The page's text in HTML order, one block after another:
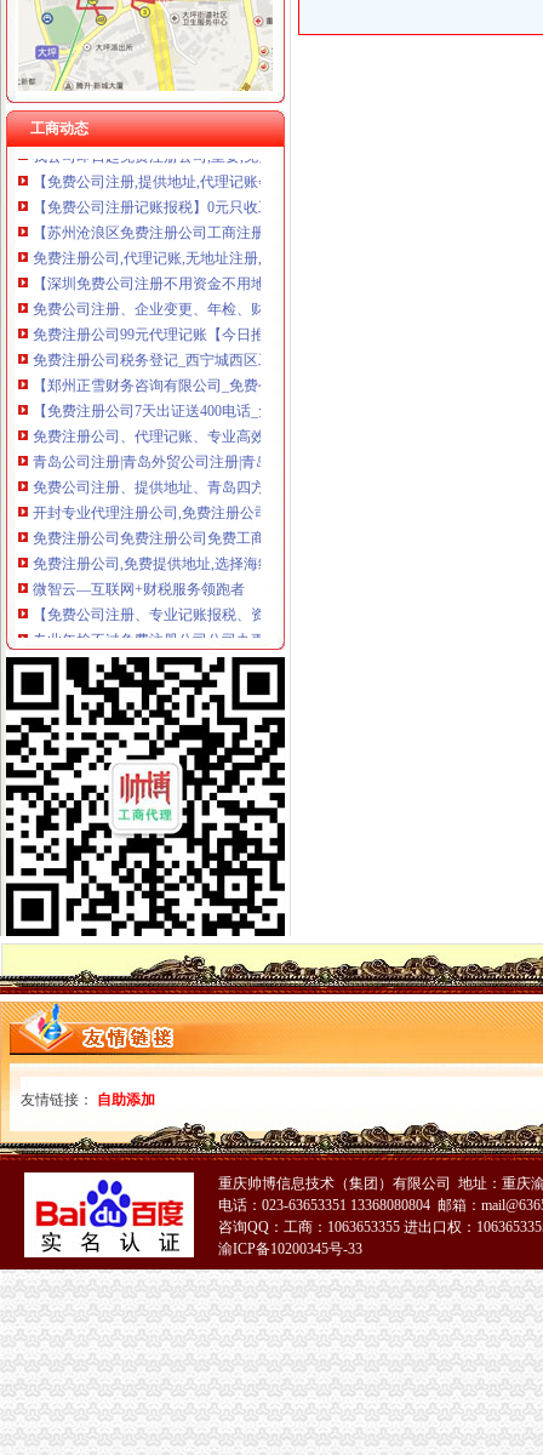
工商动态
衡水免费公司注册、公司手续转让、代理会计,商标注册-衡水58同城
免费注册公司,商标注册,验资审计,资质代办-太原58同城
免费注册公司一条龙服务、代理记账、商标注册、食品流-漳州58同城
《工商注册价》免费注册公司；入驻天猫、京东、阿里-广州58同城
公司注册 免费公司注册 中字头公司注册 工商注册_企业科_
我公司即日起免费注册公司,重要,免费郑州公司注册今题网
【免费公司注册,提供地址,代理记账会计100元起】-青秀新竹易登网
【免费公司注册记账报税】0元只收工本费微微企服-中国产品网
【苏州沧浪区免费注册公司工商注册一站式】-苏州平江易登网
免费注册公司,代理记账,无地址注册,公司转让【今日推荐网-郑州
【深圳免费公司注册不用资金不用地址直接注册】-公司注册-东莞赶集网
免费公司注册、企业变更、年检、财税咨询、会计代理等-盐城58同城
免费注册公司99元代理记账【今日推荐网-武汉工商/税务/财务】
免费注册公司税务登记_西宁城西区工商注册_西宁去114网
【郑州正雪财务咨询有限公司_免费公司注册专业一站式财税服务】-
【免费注册公司7天出证送400电话_免费注册公司7天出证送400电话
免费注册公司、代理记账、专业高效可靠、万家企业选择-江门58同城
青岛公司注册|青岛外贸公司注册|青岛工商注册代理|青岛市北区免费
免费公司注册、提供地址、青岛四方区公司注册办照-青青岛社区
开封专业代理注册公司,免费注册公司,代理记账-开封58同城
免费注册公司免费注册公司免费工商注册代理记账-广州58同城
免费注册公司,免费提供地址,选择海纳,选择专业-杭州58同城
微智云—互联网+财税服务领跑者
【免费公司注册、专业记账报税、资质办理、出口退税】-兰山兰山易
专业年检不过免费注册公司公司办更-北京58同城
【株洲免费公司注册_免费代办公司注册！！！】-公司注册-株洲赶集网
免费注册公司是真的啦不信你试试【今日推荐网-广州工商/税务/财务】
深圳公司注册,深圳代理公司注册,深圳龙华民公司注册2017新政
免费注册公司送做账供真实注册地址卖票公司勿扰-东莞58同城
免费注册公司、免费申请一般纳税人、代理记账有优惠-福州58同城
免费注册公司,代理记账,工商变更。倒票勿扰谢谢-合肥58同城
【广州免费注册公司无地址注册公司欢迎来电】-埔埔易登网
【免费注册公司注册商标】-义乌北苑易登网
提供地址,免费注册公司,记账99元起-济南58同城
【广州市祥佳财务咨询有限公司_《工商注册价》免费注册公司；入
龙南免费公司注册,龙南代理记账,龙南变更注销-赣州58同城
免费注册公司-标网-创业小鸟
免费注册公司,专业代理记账-济宁58同城
注册公司（免费）代理行业老公司会员6年,信誉保证-蚌埠58同城
代理记账免费公司注册-临沂58同城
聊城免费注册公司、代理记账、工商注册,财税咨询-聊城58同城
【免费公司注册、超低价记账代理、增资、验资】-青山湖京东易登网
上海注册公司_注册上海公司_上海公司注册_注册公司-免费注册公司
公司注册；免费公司注册；中字头公司注册；工商注册北京工商年检
杭州专项审批：免费注册公司免费注册公司快7天-杭州爱问分类
免费注册公司,税务咨询-江门58同城
费注册公司免费注册五证合一免费注册公司代理记账有优惠-其他商
【地宝网】免费公司注册来了_咨询代办顾问
世纪佳缘网：国内领先的在线恋网站,免费注册马上寻缘
免费注册公司
济南免费注册公司.代理记账.验资.审计.评估.商标注册—历下—解放东路
惠生会计提供免费注册公司、专业代理记账服务-龙岩58同城
徐汇区免费注册公司
衡水免费公司注册、公司手续转让、代理会计,商标注册-衡水58同城
免费注册公司,商标注册,验资审计,资质代办-太原58同城
免费注册公司一条龙服务、代理记账、商标注册、食品流-漳州58同城
《工商注册价》免费注册公司；入驻天猫、京东、阿里-广州58同城
友情链接： 自助添加
重庆帅博信息技术（集团）有限公司 地址：重庆
电话：023-63653351 13368080804 邮箱：
咨询QQ：工商：1063653355 进出口权：
渝ICP备10200345号-33